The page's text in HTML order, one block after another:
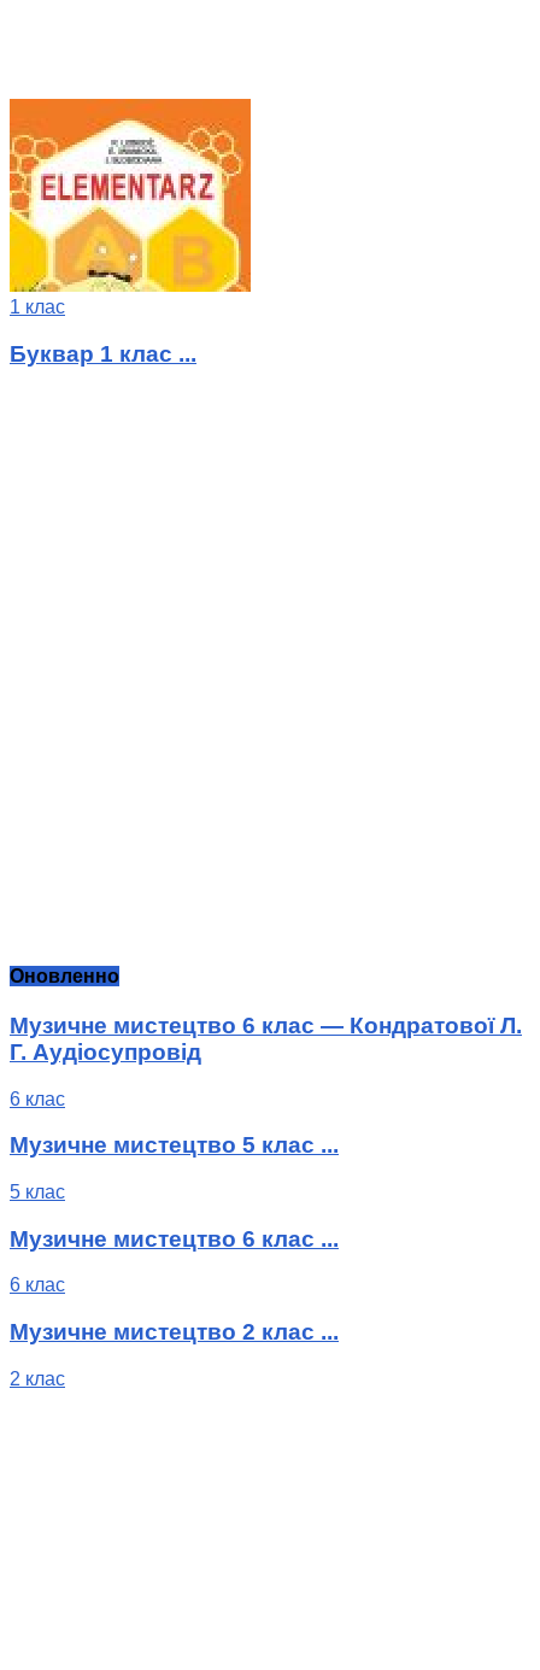
1 клас
Буквар 1 клас ...
Оновленно
Музичне мистецтво 6 клас — Кондратової Л.
Г. Аудіосупровід
6 клас
Музичне мистецтво 5 клас ...
5 клас
Музичне мистецтво 6 клас ...
6 клас
Музичне мистецтво 2 клас ...
2 клас